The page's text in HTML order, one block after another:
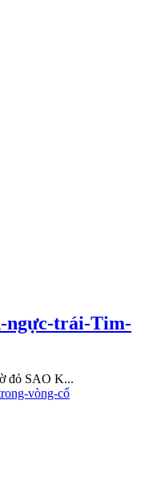
ngực-trái-Tim-
đỏ SAO K...